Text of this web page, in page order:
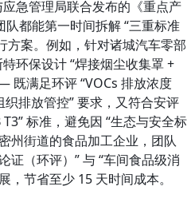
急管理局联合发布的《重点产
队都能第一时间拆解 “三重标准
方案。例如，针对诸城汽车零部
环保设计 “焊接烟尘收集罩 +
既满足环评 “VOCs 排放浓度
排放管控” 要求，又符合安评
标准，避免因 “生态与安全标
州街道的食品加工企业，团队
证（环评）” 与 “车间食品级消
，节省至少 15 天时间成本。